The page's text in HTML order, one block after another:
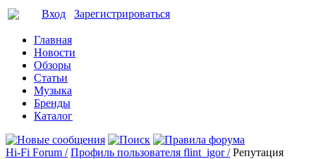
Вход Зарегистрироваться
Главная
Новости
Обзоры
Статьи
Музыка
Бренды
Каталог
Hi-Fi Forum / Профиль пользователя flint_igor / Репутация